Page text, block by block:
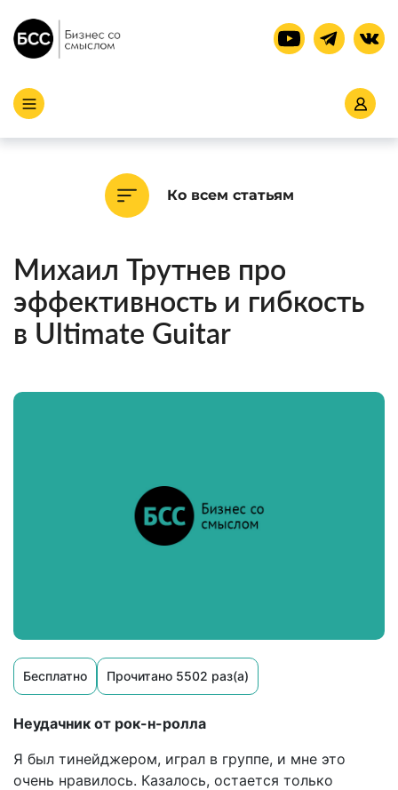
Ко всем статьям
Михаил Трутнев про
эффективность и гибкость
в Ultimate Guitar
Бесплатно Прочитано 5502 раз(а)
Неудачник от рок-н-ролла
Я был тинейджером, играл в группе, и мне это
очень нравилось. Казалось, остается только